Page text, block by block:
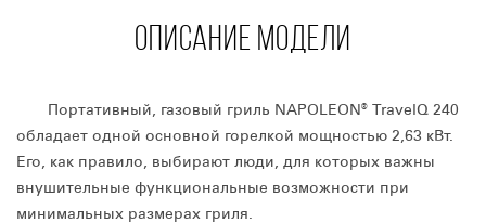
ОПИСАНИЕ МОДЕЛИ
Портативный, газовый гриль NAPOLEON® TravelQ 240
обладает одной основной горелкой мощностью 2,63 кВт.
Его, как правило, выбирают люди, для которых важны
внушительные функциональные возможности при
минимальных размерах гриля.